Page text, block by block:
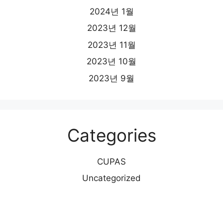
2024년 1월
2023년 12월
2023년 11월
2023년 10월
2023년 9월
Categories
CUPAS
Uncategorized